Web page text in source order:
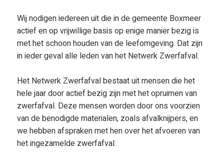
Wij nodigen iedereen uit die in de gemeente Boxmeer
actief en op vrijwillige basis op enige manier bezig is
met het schoon houden van de leefomgeving. Dat zijn
in ieder geval alle leden van het Netwerk Zwerfafval.
Het Netwerk Zwerfafval bestaat uit mensen die het
hele jaar door actief bezig zijn met het opruimen van
zwerfafval. Deze mensen worden door ons voorzien
van de benodigde materialen, zoals afvalknijpers, en
we hebben afspraken met hen over het afvoeren van
het ingezamelde zwerfafval.